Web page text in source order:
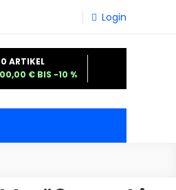
Login
ARTIKEL
€ BIS −10 %